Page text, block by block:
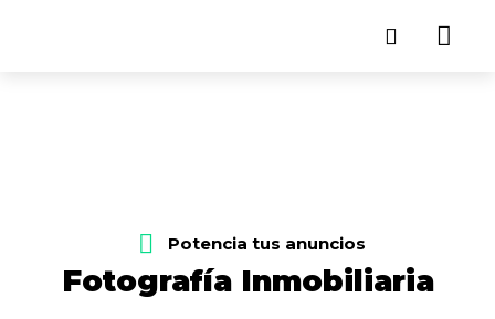
Potencia tus anuncios
Fotografía Inmobiliaria